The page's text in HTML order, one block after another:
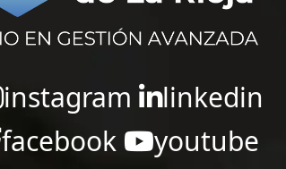
instagram
linkedin
facebook
youtube